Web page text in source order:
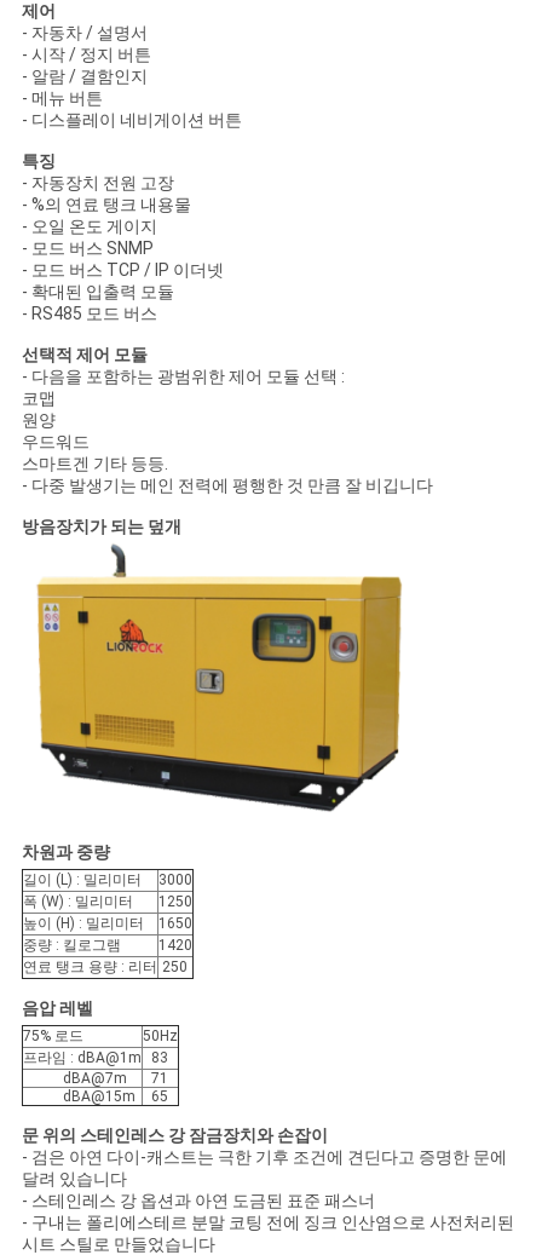
제어
- 자동차 / 설명서
- 시작 / 정지 버튼
- 알람 / 결함인지
- 메뉴 버튼
- 디스플레이 네비게이션 버튼
특징
- 자동장치 전원 고장
- %의 연료 탱크 내용물
- 오일 온도 게이지
- 모드 버스 SNMP
- 모드 버스 TCP / IP 이더넷
- 확대된 입출력 모듈
- RS485 모드 버스
선택적 제어 모듈
- 다음을 포함하는 광범위한 제어 모듈 선택 :
코맵
원양
우드워드
스마트겐 기타 등등.
- 다중 발생기는 메인 전력에 평행한 것 만큼 잘 비깁니다
방음장치가 되는 덮개
차원과 중량
길이 (L) : 밀리미터
3000
폭 (W) : 밀리미터
1250
높이 (H) : 밀리미터
1650
중량 : 킬로그램
1420
연료 탱크 용량 : 리터 250
음압 레벨
75% 로드
50Hz
프라임 : dBA@1m
83
dBA@7m
71
dBA@15m
65
문 위의 스테인레스 강 잠금장치와 손잡이
- 검은 아연 다이-캐스트는 극한 기후 조건에 견딘다고 증명한 문에
달려 있습니다
- 스테인레스 강 옵션과 아연 도금된 표준 패스너
- 구내는 폴리에스테르 분말 코팅 전에 징크 인산염으로 사전처리된
시트 스틸로 만들었습니다